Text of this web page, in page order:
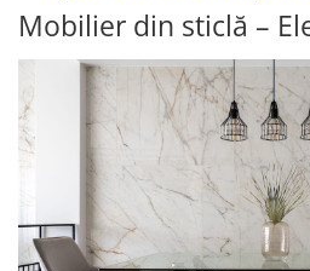
Mobilier din sticlă –